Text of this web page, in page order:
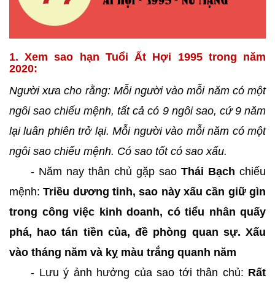
1. Xem sao hạn Tuổi Ất Hợi 1995 trong năm
2020:
Người xưa cho rằng: Mỗi người vào mỗi năm có một
ngôi sao chiếu mệnh, tất cả có 9 ngôi sao, cứ 9 năm
lại luân phiên trở lại. Mỗi người vào mỗi năm có một
ngôi sao chiếu mệnh. Có sao tốt có sao xấu.
- Năm nay thân chủ gặp sao Thái Bạch chiếu
mệnh:Triều dương tinh, sao này xấu cần giữ gìn
trong công việc kinh doanh, có tiểu nhân quấy
phá, hao tán tiền của, đề phòng quan sự. Xấu
vào tháng năm và kỵ màu trắng quanh năm
- Lưu ý ảnh hưởng của sao tới thân chủ: Rất